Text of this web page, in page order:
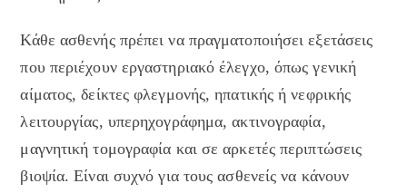
Κάθε ασθενής πρέπει να πραγματοποιήσει εξετάσεις
που περιέχουν εργαστηριακό έλεγχο, όπως γενική
αίματος, δείκτες φλεγμονής, ηπατικής ή νεφρικής
λειτουργίας, υπερηχογράφημα, ακτινογραφία,
μαγνητική τομογραφία και σε αρκετές περιπτώσεις
βιοψία. Είναι συχνό για τους ασθενείς να κάνουν